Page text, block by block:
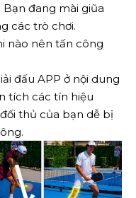
đang mài giũa
các trò chơi.
nào nên tấn công
đấu APP ở nội dung
tích các tín hiệu
thủ của bạn dễ bị